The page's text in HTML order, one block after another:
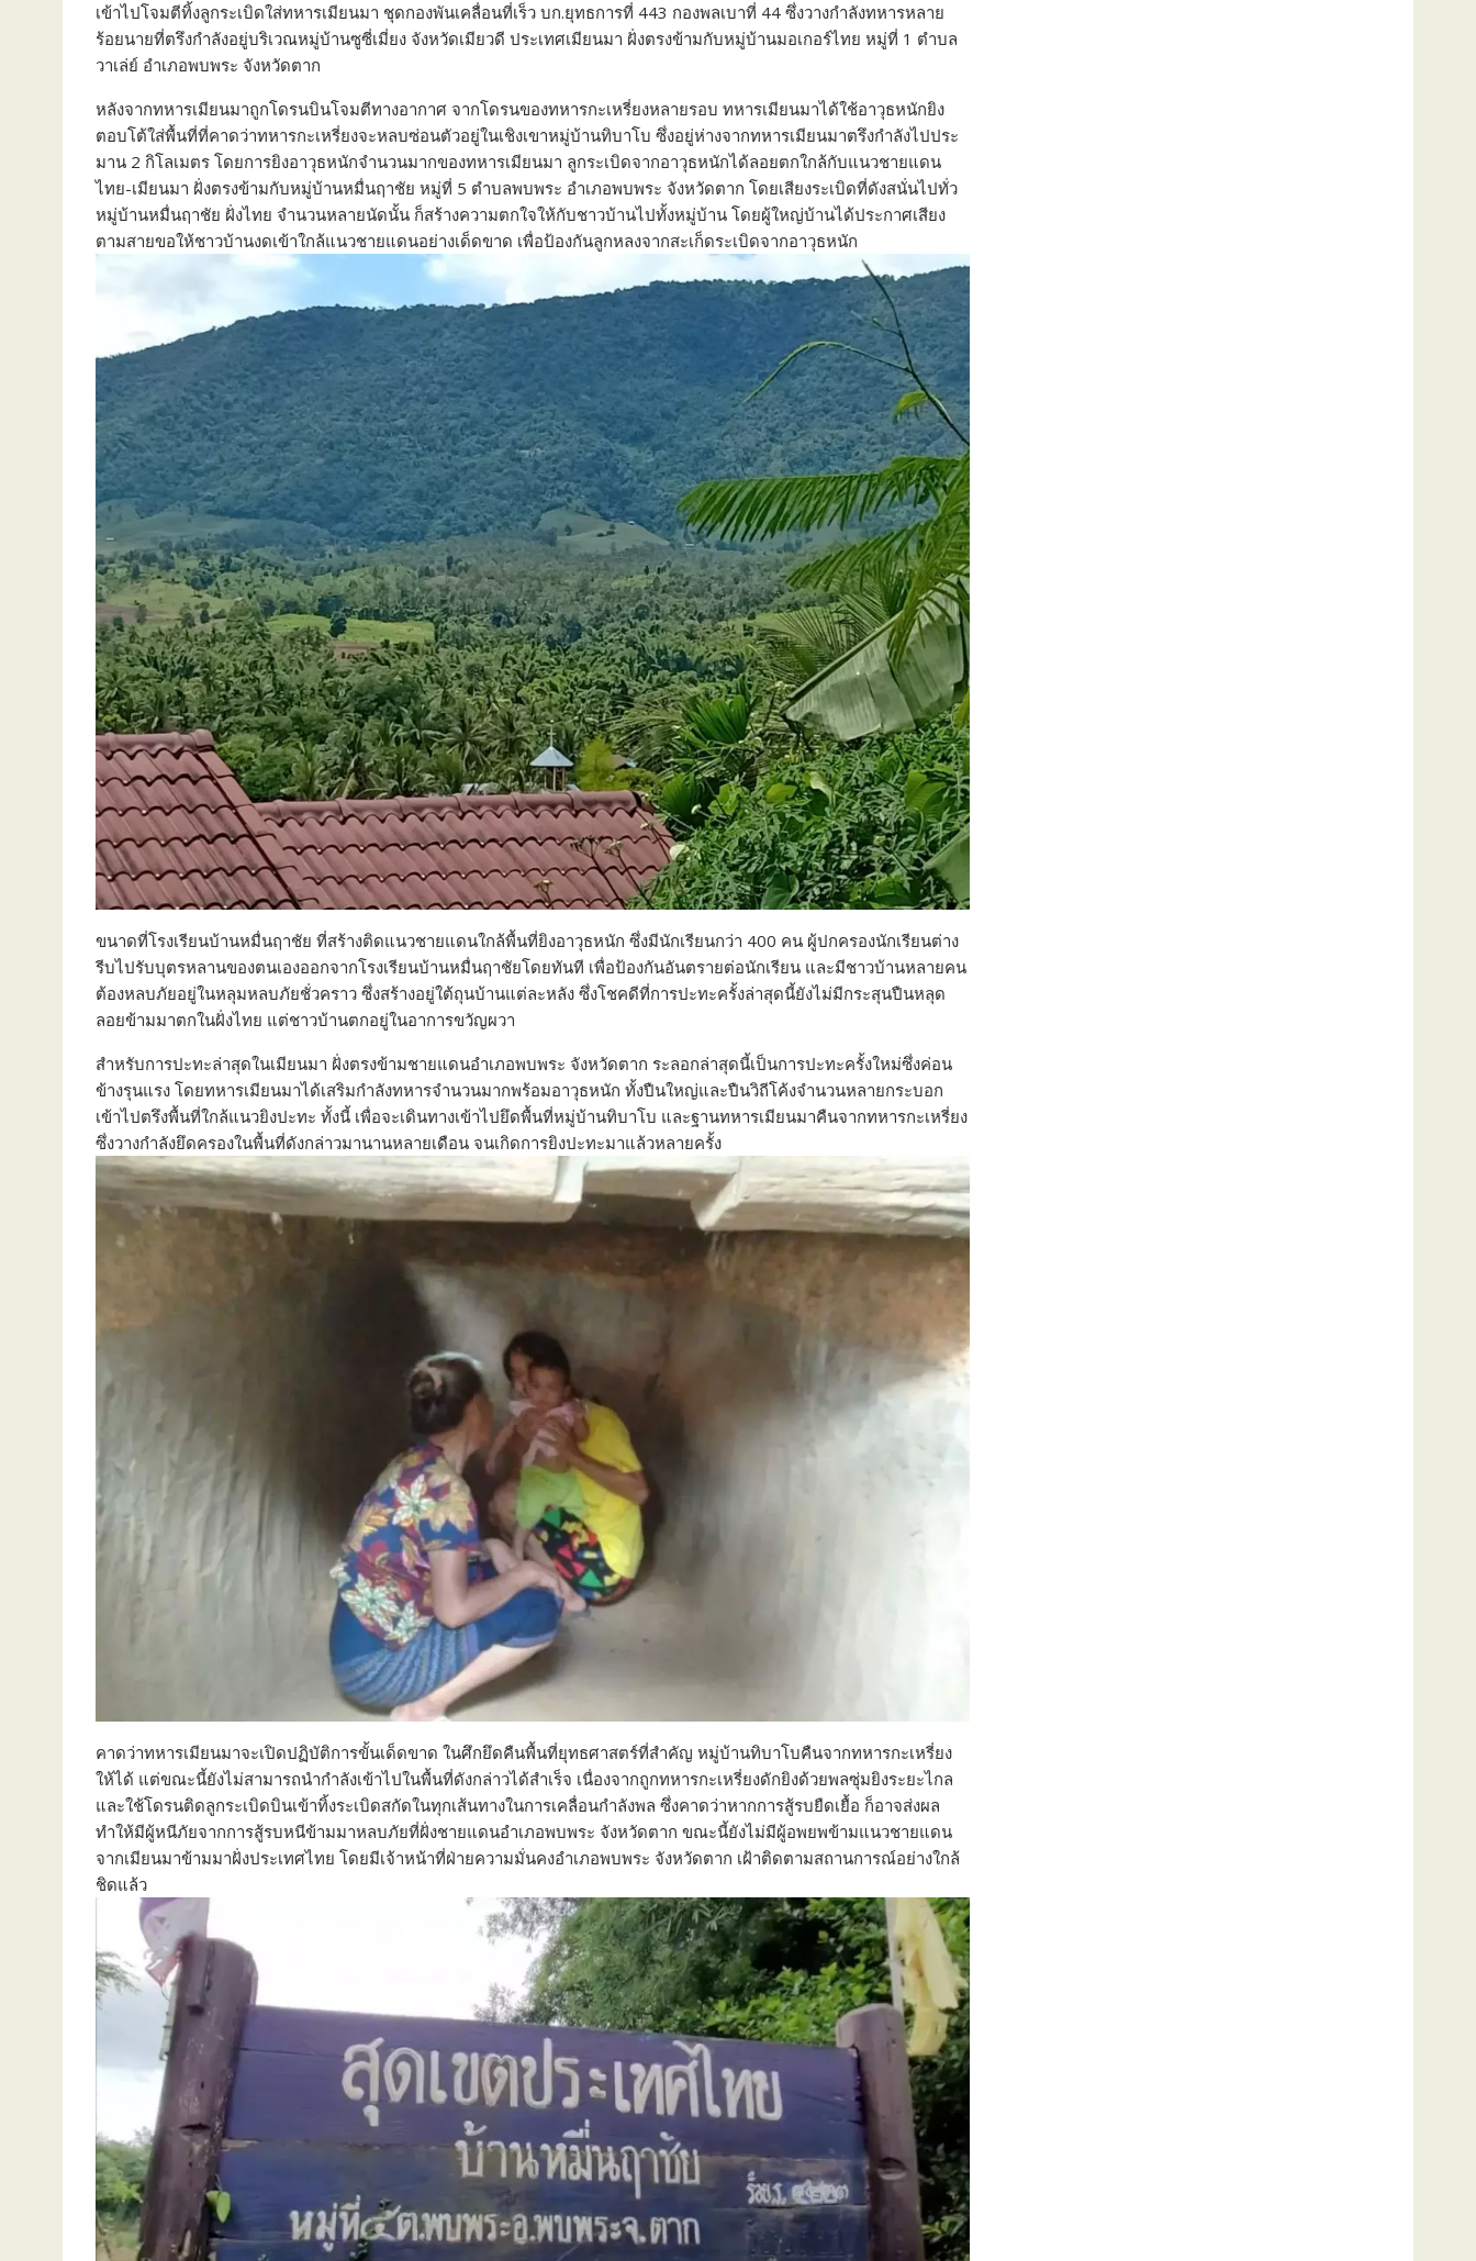
เข้าไปโจมตีทิ้งลูกระเบิดใส่ทหารเมียนมา ชุดกองพันเคลื่อนที่เร็ว บก.ยุทธการที่ 443 กองพลเบาที่ 44 ซึ่งวางกำลังทหารหลาย
ร้อยนายที่ตรึงกำลังอยู่บริเวณหมู่บ้านซูซี่เมี่ยง จังหวัดเมียวดี ประเทศเมียนมา ฝั่งตรงข้ามกับหมู่บ้านมอเกอร์ไทย หมู่ที่ 1 ตำบล
วาเล่ย์ อำเภอพบพระ จังหวัดตาก
หลังจากทหารเมียนมาถูกโดรนบินโจมตีทางอากาศ จากโดรนของทหารกะเหรี่ยงหลายรอบ ทหารเมียนมาได้ใช้อาวุธหนักยิง
ตอบโต้ใส่พื้นที่ที่คาดว่าทหารกะเหรี่ยงจะหลบซ่อนตัวอยู่ในเชิงเขาหมู่บ้านทิบาโบ ซึ่งอยู่ห่างจากทหารเมียนมาตรึงกำลังไปประ
มาน 2 กิโลเมตร โดยการยิงอาวุธหนักจำนวนมากของทหารเมียนมา ลูกระเบิดจากอาวุธหนักได้ลอยตกใกล้กับแนวชายแดน
ไทย-เมียนมา ฝั่งตรงข้ามกับหมู่บ้านหมื่นฤาชัย หมู่ที่ 5 ตำบลพบพระ อำเภอพบพระ จังหวัดตาก โดยเสียงระเบิดที่ดังสนั่นไปทั่ว
หมู่บ้านหมื่นฤาชัย ฝั่งไทย จำนวนหลายนัดนั้น ก็สร้างความตกใจให้กับชาวบ้านไปทั้งหมู่บ้าน โดยผู้ใหญ่บ้านได้ประกาศเสียง
ตามสายขอให้ชาวบ้านงดเข้าใกล้แนวชายแดนอย่างเด็ดขาด เพื่อป้องกันลูกหลงจากสะเก็ดระเบิดจากอาวุธหนัก
ขนาดที่โรงเรียนบ้านหมื่นฤาชัย ที่สร้างติดแนวชายแดนใกล้พื้นที่ยิงอาวุธหนัก ซึ่งมีนักเรียนกว่า 400 คน ผู้ปกครองนักเรียนต่าง
รีบไปรับบุตรหลานของตนเองออกจากโรงเรียนบ้านหมื่นฤาชัยโดยทันที เพื่อป้องกันอันตรายต่อนักเรียน และมีชาวบ้านหลายคน
ต้องหลบภัยอยู่ในหลุมหลบภัยชั่วคราว ซึ่งสร้างอยู่ใต้ถุนบ้านแต่ละหลัง ซึ่งโชคดีที่การปะทะครั้งล่าสุดนี้ยังไม่มีกระสุนปืนหลุด
ลอยข้ามมาตกในฝั่งไทย แต่ชาวบ้านตกอยู่ในอาการขวัญผวา
สำหรับการปะทะล่าสุดในเมียนมา ฝั่งตรงข้ามชายแดนอำเภอพบพระ จังหวัดตาก ระลอกล่าสุดนี้เป็นการปะทะครั้งใหม่ซึ่งค่อน
ข้างรุนแรง โดยทหารเมียนมาได้เสริมกำลังทหารจำนวนมากพร้อมอาวุธหนัก ทั้งปืนใหญ่และปืนวิถีโค้งจำนวนหลายกระบอก
เข้าไปตรึงพื้นที่ใกล้แนวยิงปะทะ ทั้งนี้ เพื่อจะเดินทางเข้าไปยึดพื้นที่หมู่บ้านทิบาโบ และฐานทหารเมียนมาคืนจากทหารกะเหรี่ยง
ซึ่งวางกำลังยึดครองในพื้นที่ดังกล่าวมานานหลายเดือน จนเกิดการยิงปะทะมาแล้วหลายครั้ง
คาดว่าทหารเมียนมาจะเปิดปฏิบัติการขั้นเด็ดขาด ในศึกยึดคืนพื้นที่ยุทธศาสตร์ที่สำคัญ หมู่บ้านทิบาโบคืนจากทหารกะเหรี่ยง
ให้ได้ แต่ขณะนี้ยังไม่สามารถนำกำลังเข้าไปในพื้นที่ดังกล่าวได้สำเร็จ เนื่องจากถูกทหารกะเหรี่ยงดักยิงด้วยพลซุ่มยิงระยะไกล
และใช้โดรนติดลูกระเบิดบินเข้าทิ้งระเบิดสกัดในทุกเส้นทางในการเคลื่อนกำลังพล ซึ่งคาดว่าหากการสู้รบยืดเยื้อ ก็อาจส่งผล
ทำให้มีผู้หนีภัยจากการสู้รบหนีข้ามมาหลบภัยที่ฝั่งชายแดนอำเภอพบพระ จังหวัดตาก ขณะนี้ยังไม่มีผู้อพยพข้ามแนวชายแดน
จากเมียนมาข้ามมาฝั่งประเทศไทย โดยมีเจ้าหน้าที่ฝ่ายความมั่นคงอำเภอพบพระ จังหวัดตาก เฝ้าติดตามสถานการณ์อย่างใกล้
ชิดแล้ว